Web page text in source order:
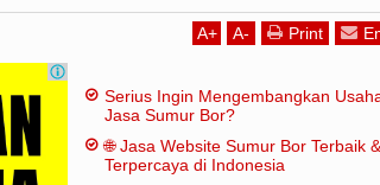
A+ A- Print
Serius Ingin Mengembangkan
Jasa Sumur Bor?
🌐 Jasa Website Sumur Bor Terbaik &
Terpercaya di Indonesia